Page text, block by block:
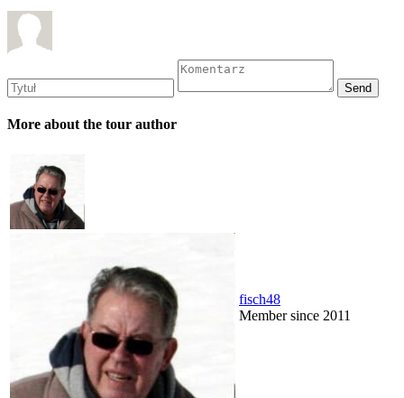
More about the tour author
fisch48
Member since 2011